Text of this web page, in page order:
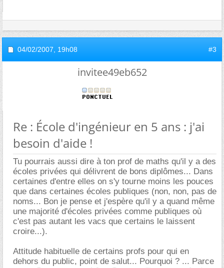
04/02/2007, 19h08 #3
invitee49eb652
Re : École d'ingénieur en 5 ans : j'ai
besoin d'aide !
Tu pourrais aussi dire à ton prof de maths qu'il y a des
écoles privées qui délivrent de bons diplômes... Dans
certaines d'entre elles on s'y tourne moins les pouces
que dans certaines écoles publiques (non, non, pas de
noms... Bon je pense et j'espère qu'il y a quand même
une majorité d'écoles privées comme publiques où
c'est pas autant les vacs que certains le laissent
croire...).
Attitude habituelle de certains profs pour qui en
dehors du public, point de salut... Pourquoi ? ... Parce